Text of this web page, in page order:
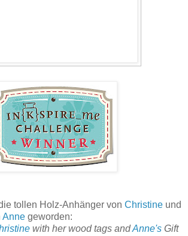
tollen Holz-Anhänger von Christine und
Anne geworden:
with her wood tags andAnne's Gift